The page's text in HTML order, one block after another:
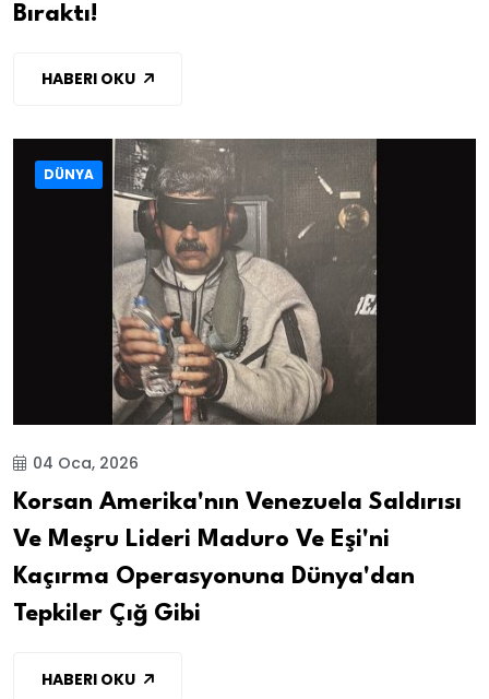
Bıraktı!
HABERI OKU
DÜNYA
04 Oca, 2026
Korsan Amerika'nın Venezuela Saldırısı
Ve Meşru Lideri Maduro Ve Eşi'ni
Kaçırma Operasyonuna Dünya'dan
Tepkiler Çığ Gibi
HABERI OKU